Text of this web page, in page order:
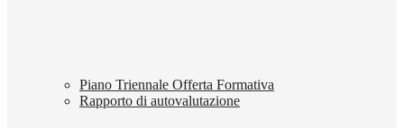
Piano Triennale Offerta Formativa
Rapporto di autovalutazione